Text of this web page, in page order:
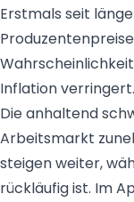
Erstmals seit
Inflation verringert.
Die anhaltend
Arbeitsmarkt
steigen weiter,
rückläufig ist. Im